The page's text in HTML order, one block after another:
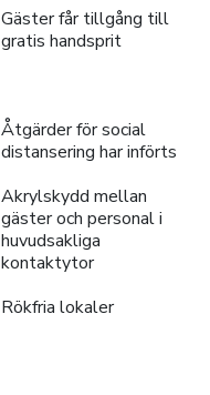
Gäster får tillgång till
gratis handsprit
Åtgärder för social
distansering har införts
Akrylskydd mellan
gäster och personal i
huvudsakliga
kontaktytor
Rökfria lokaler